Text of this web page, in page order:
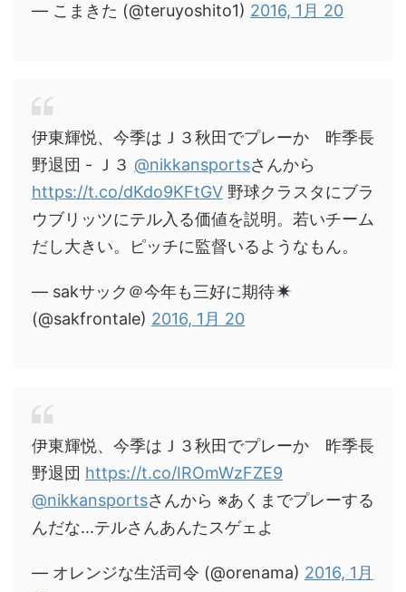
— こまきた (@teruyoshito1) 2016, 1月 20
伊東輝悦、今季はＪ３秋田でプレーか 昨季長
野退団 - Ｊ３ @nikkansportsさんから
https://t.co/dKdo9KFtGV 野球クラスタにブラ
ウブリッツにテル入る価値を説明。若いチーム
だし大きい。ピッチに監督いるようなもん。
— sakサック＠今年も三好に期待
(@sakfrontale) 2016, 1月 20
伊東輝悦、今季はＪ３秋田でプレーか 昨季長
野退団 https://t.co/IROmWzFZE9
@nikkansportsさんから ※あくまでプレーする
んだな...テルさんあんたスゲェよ
— オレンジな生活司令 (@orenama) 2016, 1月